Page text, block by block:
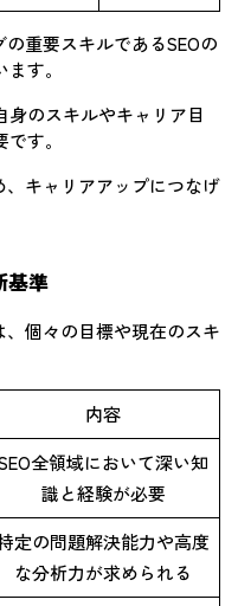
重要スキルであるSEOの
す。
のスキルやキャリア目
す。
キャリアアップにつなげ
基準
個々の目標や現在のスキ
内容
全領域において深い知
識と経験が必要
定の問題解決能力や高度
な分析力が求められる